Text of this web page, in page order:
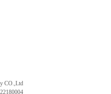
CO.,Ltd